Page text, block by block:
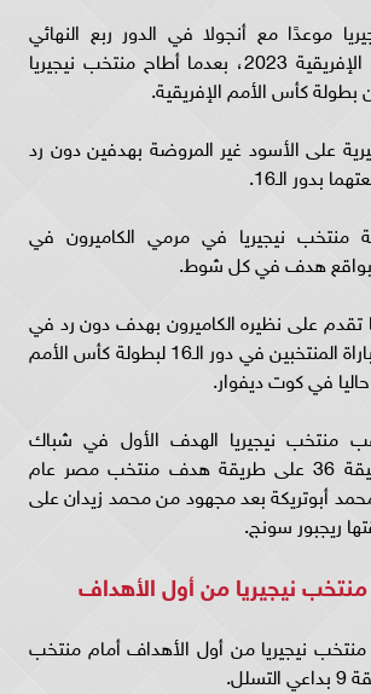
موعدًا مع أنجولا في الدور ربع النهائي
لبطولة كأس الأمم الإفريقية 2023، بعدما أطاح منتخب نيجيريا
بطولة كأس الأمم الإفريقية.
على الأسود غير المروضة بهدفين دون رد
بدور الـ16.
منتخب نيجيريا في مرمي الكاميرون في
تقدم على نظيره الكاميرون بهدف دون رد في
الشوط الأول من مباراة المنتخبين في دور الـ16 لبطولة كأس الأمم
في كوت ديفوار.
منتخب نيجيريا الهدف الأول في شباك
الكاميرون في الدقيقة 36 على طريقة هدف منتخب مصر عام
محمد أبوتريكة بعد مجهود من محمد زيدان على
ريجبور سونج.
منتخب نيجيريا من أول الأهداف
منتخب نيجيريا من أول الأهداف أمام منتخب